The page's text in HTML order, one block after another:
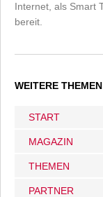
Internet, als Smart
bereit.
WEITERE THEMEN
START
MAGAZIN
THEMEN
PARTNER